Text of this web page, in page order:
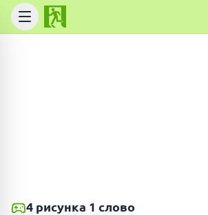
4 рисунка 1 слово